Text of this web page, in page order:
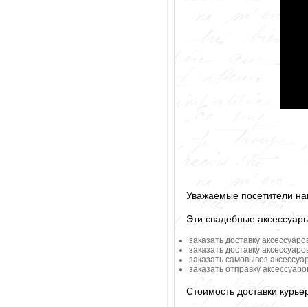
Уважаемые посетители
Эти свадебные
заказать доставку
заказать доставку
заказать самовывоз
заказать отправку
Стоимость доставки